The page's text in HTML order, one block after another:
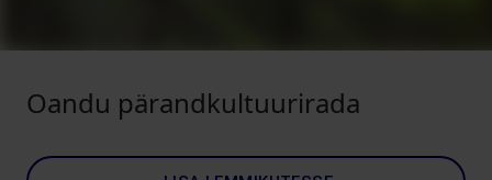
Oandu pärandkultuurirada